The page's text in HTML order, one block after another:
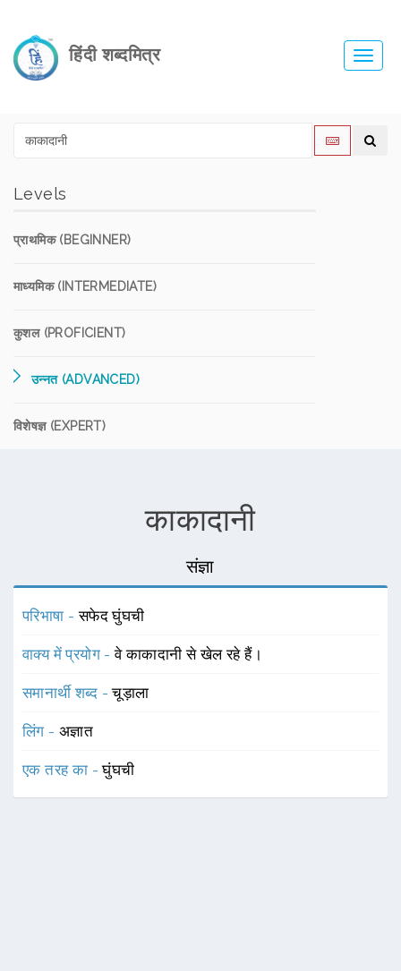
हिंदी शब्दमित्र
Levels
प्राथमिक (BEGINNER)
माध्यमिक (INTERMEDIATE)
कुशल (PROFICIENT)
उन्नत (ADVANCED)
विशेषज्ञ (EXPERT)
काकादानी
संज्ञा
परिभाषा -सफेद घुंघची
वाक्य में प्रयोग -वे काकादानी से खेल रहे हैं।
समानार्थी शब्द -चूड़ाला
लिंग - अज्ञात
एक तरह का -घुंघची